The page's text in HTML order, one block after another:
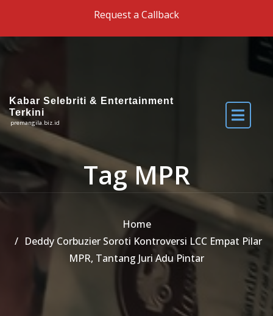
Request a Callback
Kabar Selebriti & Entertainment
Terkini
premangila.biz.id
Tag MPR
Home
Deddy Corbuzier Soroti Kontroversi LCC Empat Pilar
MPR, Tantang Juri Adu Pintar